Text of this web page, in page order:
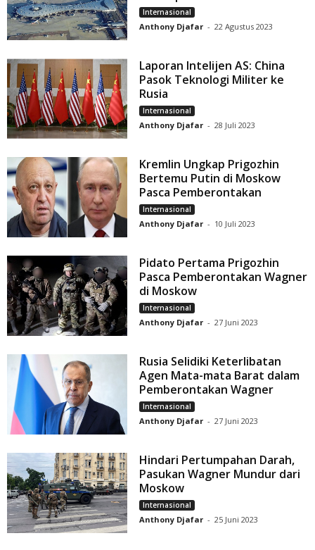
Internasional
Anthony Djafar - 22 Agustus 2023
Laporan Intelijen AS: China
Pasok Teknologi Militer ke
Rusia
Internasional
Anthony Djafar - 28 Juli 2023
Kremlin Ungkap Prigozhin
Bertemu Putin di Moskow
Pasca Pemberontakan
Internasional
Anthony Djafar - 10 Juli 2023
Pidato Pertama Prigozhin
Pasca Pemberontakan Wagner
di Moskow
Internasional
Anthony Djafar - 27 Juni 2023
Rusia Selidiki Keterlibatan
Agen Mata-mata Barat dalam
Pemberontakan Wagner
Internasional
Anthony Djafar - 27 Juni 2023
Hindari Pertumpahan Darah,
Pasukan Wagner Mundur dari
Moskow
Internasional
Anthony Djafar - 25 Juni 2023